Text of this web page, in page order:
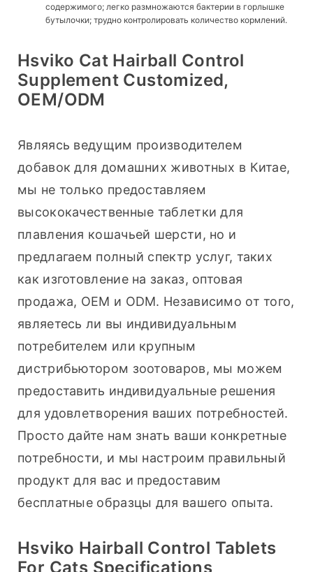
содержимого; легко размножаются бактерии в горлышке
бутылочки; трудно контролировать количество кормлений.
Hsviko Cat Hairball Control
Supplement Customized,
OEM/ODM
Являясь ведущим производителем
добавок для домашних животных в Китае,
мы не только предоставляем
высококачественные таблетки для
плавления кошачьей шерсти, но и
предлагаем полный спектр услуг, таких
как изготовление на заказ, оптовая
продажа, OEM и ODM. Независимо от того,
являетесь ли вы индивидуальным
потребителем или крупным
дистрибьютором зоотоваров, мы можем
предоставить индивидуальные решения
для удовлетворения ваших потребностей.
Просто дайте нам знать ваши конкретные
потребности, и мы настроим правильный
продукт для вас и предоставим
бесплатные образцы для вашего опыта.
Hsviko Hairball Control Tablets
For Cats Specifications